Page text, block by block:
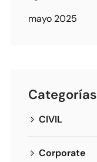
mayo 2025
Categorías
CIVIL
Corporate